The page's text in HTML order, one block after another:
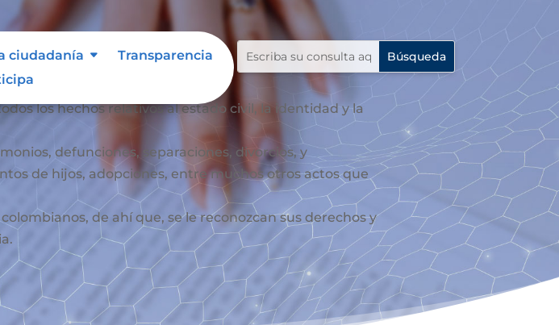
ciudadanía
Transparencia
los hechos relativos al estado civil, la identidad y la
defunciones, separaciones, divorcios, y
de hijos, adopciones, entre muchos otros actos que
de ahí que, se le reconozcan sus derechos y